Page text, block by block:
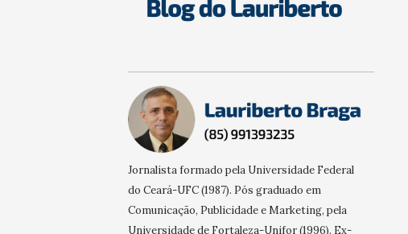
Jornalista formado pela Universidade Federal
do Ceará-UFC (1987). Pós graduado em
Comunicação, Publicidade e Marketing, pela
Universidade de Fortaleza-Unifor (1996). Ex-